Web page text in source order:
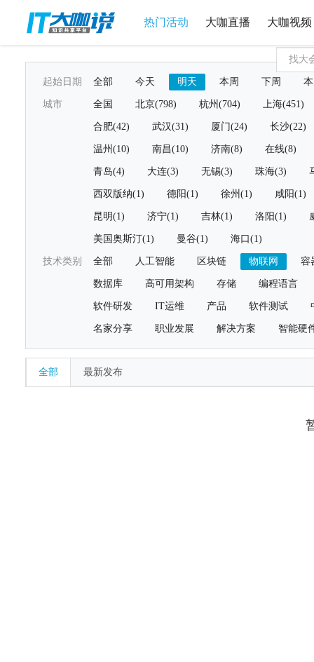
热门活动 大咖直播 大咖视频
起始日期 全部 今天 明天 本周 下周
城市 全国 北京(798) 杭州(704) 上海(451)
合肥(42) 武汉(31) 厦门(24) 长沙(22)
温州(10) 南昌(10) 济南(8) 在线(8)
青岛(4) 大连(3) 无锡(3) 珠海(3)
西双版纳(1) 德阳(1) 徐州(1) 咸阳(1)
昆明(1) 济宁(1) 吉林(1) 洛阳(1)
美国奥斯汀(1) 曼谷(1) 海口(1)
技术类别 全部 人工智能 区块链 物联网 容
数据库 高可用架构 存储 编程语言
软件研发 IT运维 产品 软件测试
名家分享 职业发展 解决方案 智能硬
全部 最新发布